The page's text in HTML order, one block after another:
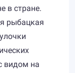
в стране.
рыбацкая
видом на